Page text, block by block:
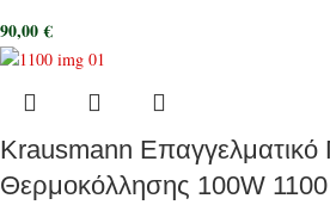
90,00€
Krausmann Επαγγελματικό
Θερμοκόλλησης 100W 1100